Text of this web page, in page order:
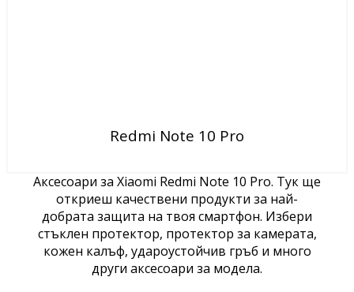
Redmi Note 10 Pro
Аксесоари за Xiaomi Redmi Note 10 Pro. Тук ще
откриеш качествени продукти за най-
добрата защита на твоя смартфон. Избери
стъклен протектор, протектор за камерата,
кожен калъф, удароустойчив гръб и много
други аксесоари за модела.